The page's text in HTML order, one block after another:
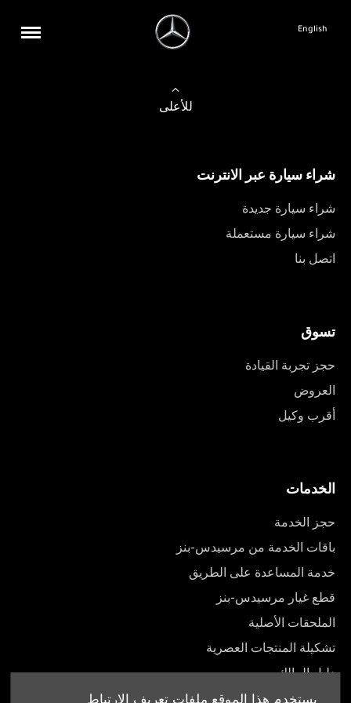
يستخدم هذا الموقع ملفات تعريف الارتباط
English
للأعلى
شراء سيارة عبر الانترنت
شراء سيارة جديدة
شراء سيارة مستعملة
اتصل بنا
تسوق
حجز تجربة القيادة
العروض
أقرب وكيل
الخدمات
حجز الخدمة
باقات الخدمة من مرسيدس-بنز
خدمة المساعدة على الطريق
قطع غيار مرسيدس-بنز
الملحقات الأصلية
تشكيلة المنتجات العصرية
دليل المالك